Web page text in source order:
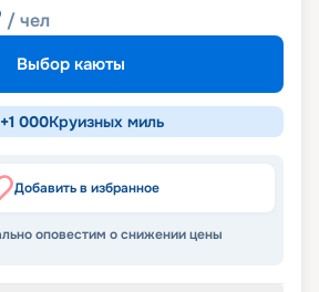
/ чел
Выбор каюты
+1 000Круизных миль
Добавить в избранное
оповестим о снижении цены